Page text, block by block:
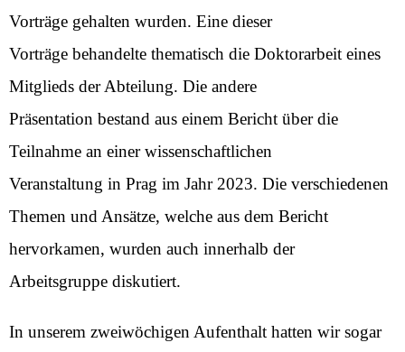
Vorträge gehalten wurden. Eine dieser
Vorträge behandelte thematisch die Doktorarbeit eines
Mitglieds der Abteilung. Die andere
Präsentation bestand aus einem Bericht über die
Teilnahme an einer wissenschaftlichen
Veranstaltung in Prag im Jahr 2023. Die verschiedenen
Themen und Ansätze, welche aus dem Bericht
hervorkamen, wurden auch innerhalb der
Arbeitsgruppe diskutiert.
In unserem zweiwöchigen Aufenthalt hatten wir sogar